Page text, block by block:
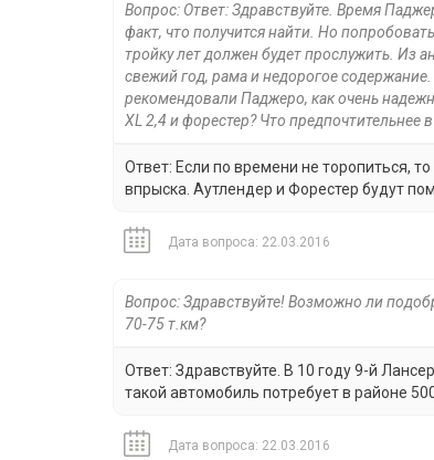
Вопрос: Ответ: Здравствуйте. Время
факт, что получится найти. Но
тройку лет должен будет прослужить. Из
свежий год, рама и недорогое
рекомендовали Паджеро, как очень
XL 2,4 и форестер? Что предпочтительнее
Ответ: Если по времени не торопиться,
впрыска. Аутлендер и Форестер будут
Дата вопроса: 22.03.2016
Вопрос: Здравствуйте! Возможно ли
70-75 т.км?
Ответ: Здравствуйте. В 10 году 9-й
такой автомобиль потребует в районе
Дата вопроса: 22.03.2016